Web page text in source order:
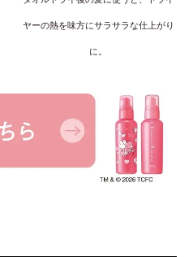
ヤーの熱を味方にサラサラな仕上がり
に。